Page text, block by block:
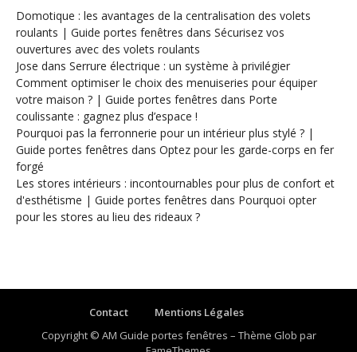
Domotique : les avantages de la centralisation des volets
roulants | Guide portes fenêtres dans Sécurisez vos
ouvertures avec des volets roulants
Jose dans Serrure électrique : un système à privilégier
Comment optimiser le choix des menuiseries pour équiper
votre maison ? | Guide portes fenêtres dans Porte
coulissante : gagnez plus d’espace !
Pourquoi pas la ferronnerie pour un intérieur plus stylé ? |
Guide portes fenêtres dans Optez pour les garde-corps en fer
forgé
Les stores intérieurs : incontournables pour plus de confort et
d'esthétisme | Guide portes fenêtres dans Pourquoi opter
pour les stores au lieu des rideaux ?
Contact
Mentions Légales
Copyright © AM Guide portes fenêtres – Thème Glob par